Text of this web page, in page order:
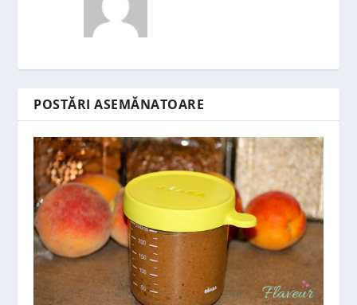
POSTĂRI ASEMĂNATOARE